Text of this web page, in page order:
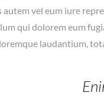
vel eum iure
qui dolorem eum
laudantium,